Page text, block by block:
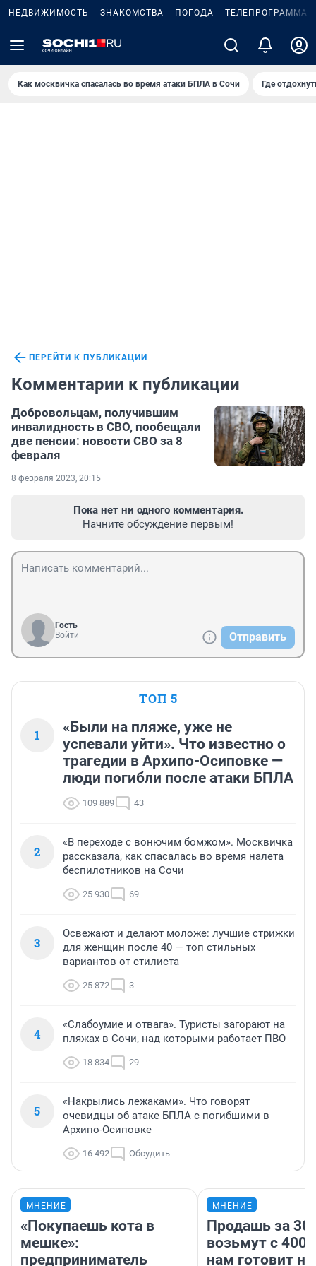
НЕДВИЖИМОСТЬ ЗНАКОМСТВА ПОГОДА ТЕЛЕПРОГРАММА
Как москвичка спасалась во время атаки БПЛА в Сочи Где
ПЕРЕЙТИ К ПУБЛИКАЦИИ
Комментарии к публикации
Добровольцам, получившим
инвалидность в СВО, пообещали
две пенсии: новости СВО за 8
февраля
8 февраля 2023, 20:15
Пока нет ни одного комментария.
Начните обсуждение первым!
Гость
Войти
Отправить
ТОП 5
1
«Были на пляже, уже не
успевали уйти». Что известно о
трагедии в Архипо-Осиповке —
люди погибли после атаки БПЛА
109 889 43
2
«В переходе с вонючим бомжом». Москвичка
рассказала, как спасалась во время налета
беспилотников на Сочи
25 930 69
3
Освежают и делают моложе: лучшие стрижки
для женщин после 40 — топ стильных
вариантов от стилиста
25 872 3
4
«Слабоумие и отвага». Туристы загорают на
пляжах в Сочи, над которыми работает ПВО
18 834 29
5
«Накрылись лежаками». Что говорят
очевидцы об атаке БПЛА с погибшими в
Архипо-Осиповке
16 492 Обсудить
МНЕНИЕ
«Покупаешь кота в
мешке»:
предприниматель
МНЕНИЕ
Продашь за
возьмут с
нам готовит